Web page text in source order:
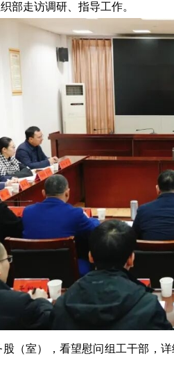
部走访调研、指导工作。
（室），看望慰问组工干部，